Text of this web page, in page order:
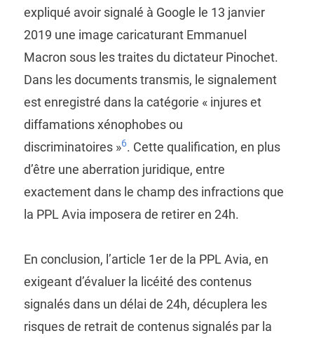
expliqué avoir signalé à Google le 13 janvier
2019 une image caricaturant Emmanuel
Macron sous les traites du dictateur Pinochet.
Dans les documents transmis, le signalement
est enregistré dans la catégorie « injures et
diffamations xénophobes ou
discriminatoires »6. Cette qualification, en plus
d’être une aberration juridique, entre
exactement dans le champ des infractions que
la PPL Avia imposera de retirer en 24h.
En conclusion, l’article 1er de la PPL Avia, en
exigeant d’évaluer la licéité des contenus
signalés dans un délai de 24h, décuplera les
risques de retrait de contenus signalés par la